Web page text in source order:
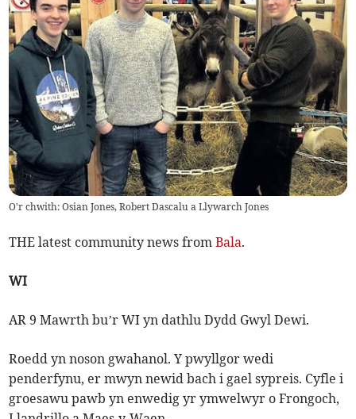
O'r chwith: Osian Jones, Robert Dascalu a Llywarch Jones
THE latest community news fromBala.
WI
AR 9 Mawrth bu’r WI yn dathlu Dydd Gwyl Dewi.
Roedd yn noson gwahanol. Y pwyllgor wedi
penderfynu, er mwyn newid bach i gael sypreis. Cyfle i
groesawu pawb yn enwedig yr ymwelwyr o Frongoch,